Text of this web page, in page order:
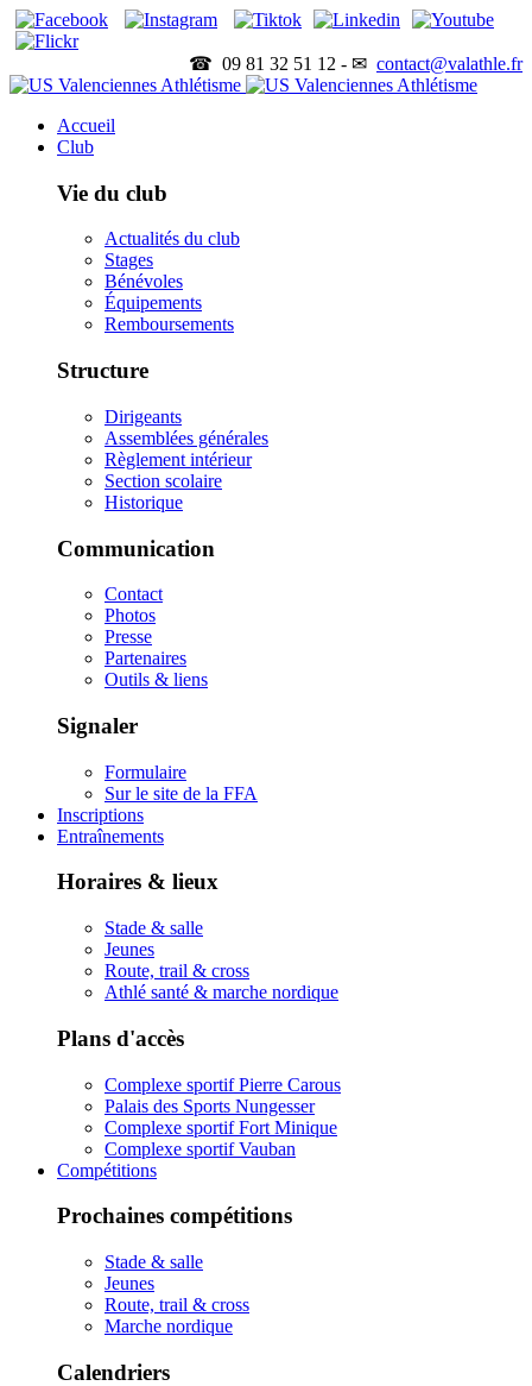
☎ 09 81 32 51 12 - ✉ contact@valathle.fr
Accueil
Club
Vie du club
Actualités du club
Stages
Bénévoles
Équipements
Remboursements
Structure
Dirigeants
Assemblées générales
Règlement intérieur
Section scolaire
Historique
Communication
Contact
Photos
Presse
Partenaires
Outils & liens
Signaler
Formulaire
Sur le site de la FFA
Inscriptions
Entraînements
Horaires & lieux
Stade & salle
Jeunes
Route, trail & cross
Athlé santé & marche nordique
Plans d'accès
Complexe sportif Pierre Carous
Palais des Sports Nungesser
Complexe sportif Fort Minique
Complexe sportif Vauban
Compétitions
Prochaines compétitions
Stade & salle
Jeunes
Route, trail & cross
Marche nordique
Calendriers